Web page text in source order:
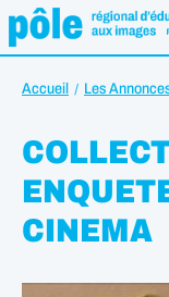
Accueil Les
CINEMA